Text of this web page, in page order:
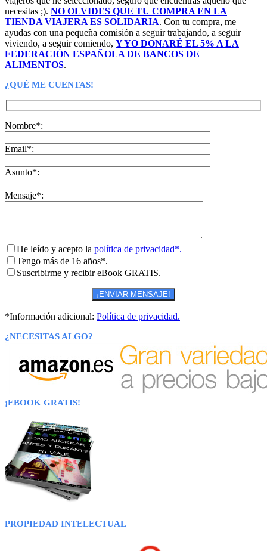
necesitas ;). NO OLVIDES QUE TU COMPRA EN LA
TIENDA VIAJERA ES SOLIDARIA. Con tu compra, me
ayudas con una pequeña comisión a seguir trabajando, a seguir
viviendo, a seguir comiendo, Y YO DONARÉ EL 5% A LA
FEDERACIÓN ESPAÑOLA DE BANCOS DE
ALIMENTOS.
¿QUÉ ME CUENTAS!
Nombre*:
Email*:
Asunto*:
Mensaje*:
He leído y acepto la política de privacidad*.
Tengo más de 16 años*.
Suscribirme y recibir eBook GRATIS.
*Información adicional: Política de privacidad.
¿NECESITAS ALGO?
¡EBOOK GRATIS!
PROPIEDAD INTELECTUAL